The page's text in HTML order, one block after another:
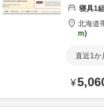
寝具1組
北海道
m
直近1か
¥